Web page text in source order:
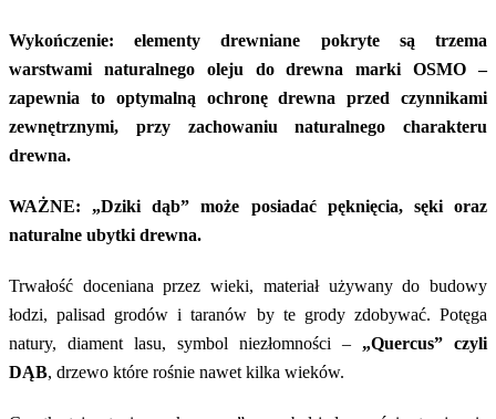
Wykończenie: elementy drewniane pokryte są trzema
warstwami naturalnego oleju do drewna marki OSMO –
zapewnia to optymalną ochronę drewna przed czynnikami
zewnętrznymi, przy zachowaniu naturalnego charakteru
drewna.
WAŻNE: „Dziki dąb” może posiadać pęknięcia, sęki oraz
naturalne ubytki drewna.
Trwałość doceniana przez wieki, materiał używany do budowy
łodzi, palisad grodów i taranów by te grody zdobywać. Potęga
natury, diament lasu, symbol niezłomności – „Quercus” czyli
DĄB, drzewo które rośnie nawet kilka wieków.